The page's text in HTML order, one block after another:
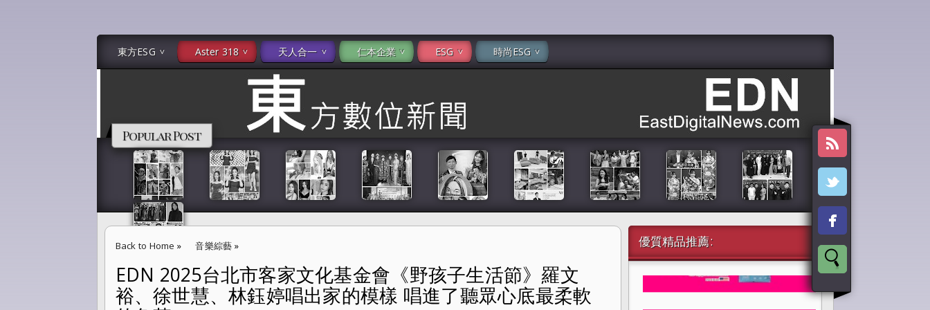
東方ESG Aster 318 天人合一 仁本企業 ESG 時尚ESG
Popular Post
Back to Home » 音樂綜藝 »
EDN 2025台北市客家文化基金會《野孩子生活節》羅文裕、徐世慧、林鈺婷唱出家的模樣 唱進了聽眾心底
最柔軟的角落
EDN 2025台北市客家文化基金會《野孩子生活節》羅文
裕、徐世慧、林鈺婷唱出家的模樣 唱進了聽眾心底最柔軟
優質精品推薦: